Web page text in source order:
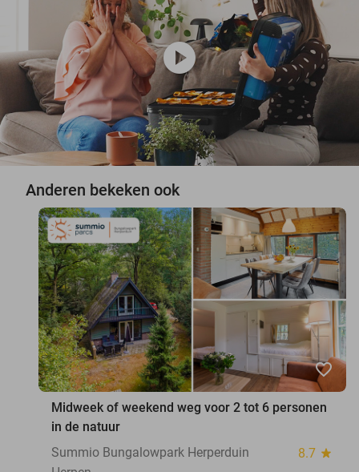
play_circle
Anderen bekeken ook
favorite_border
Midweek of weekend weg voor 2 tot 6 personen
in de natuur
Summio Bungalowpark Herperduin
8.7 star